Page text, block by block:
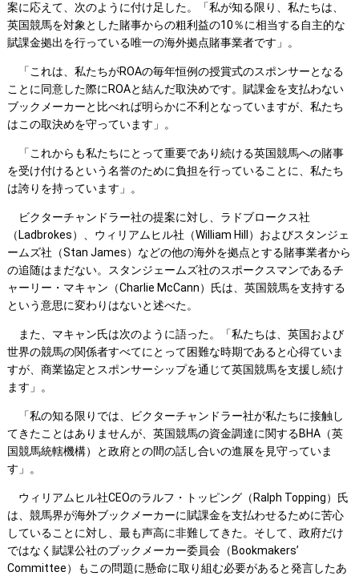
案に応えて、次のように付け足した。「私が知る限り、私たちは、
英国競馬を対象とした賭事からの粗利益の10％に相当する自主的な
賦課金拠出を行っている唯一の海外拠点賭事業者です」。
「これは、私たちがROAの毎年恒例の授賞式のスポンサーとなる
ことに同意した際にROAと結んだ取決めです。賦課金を支払わない
ブックメーカーと比べれば明らかに不利となっていますが、私たち
はこの取決めを守っています」。
「これからも私たちにとって重要であり続ける英国競馬への賭事
を受け付けるという名誉のために負担を行っていることに、私たち
は誇りを持っています」。
ビクターチャンドラー社の提案に対し、ラドブロークス社
（Ladbrokes）、ウィリアムヒル社（William Hill）およびスタンジェ
ームズ社（Stan James）などの他の海外を拠点とする賭事業者から
の追随はまだない。スタンジェームズ社のスポークスマンであるチ
ャーリー・マキャン（Charlie McCann）氏は、英国競馬を支持する
という意思に変わりはないと述べた。
また、マキャン氏は次のように語った。「私たちは、英国および
世界の競馬の関係者すべてにとって困難な時期であると心得ていま
すが、商業協定とスポンサーシップを通じて英国競馬を支援し続け
ます」。
「私の知る限りでは、ビクターチャンドラー社が私たちに接触し
てきたことはありませんが、英国競馬の資金調達に関するBHA（英
国競馬統轄機構）と政府との間の話し合いの進展を見守っていま
す」。
ウィリアムヒル社CEOのラルフ・トッピング（Ralph Topping）氏
は、競馬界が海外ブックメーカーに賦課金を支払わせるために苦心
していることに対し、最も声高に非難してきた。そして、政府だけ
ではなく賦課公社のブックメーカー委員会（Bookmakers’
Committee）もこの問題に懸命に取り組む必要があると発言したあ